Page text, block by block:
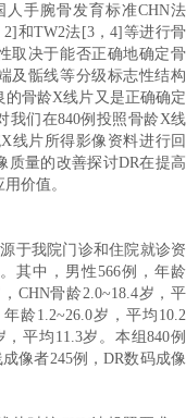
手腕骨发育标准CHN法
2] 和TW2法 [3，4] 等进行骨
取决于能否正确地确定骨
及骺线等分级标志性结构
的骨龄X线片又是正确确定
我们在840例投照骨龄X线
X线片所得影像资料进行回
质量的改善探讨DR在提高
价值。
于我院门诊和住院就诊资
其中，男性566例，年龄
CHN骨龄2.0~18.4岁，平
年龄1.2~26.0岁，平均 10.2
，平均 11.3岁。本组840例
成像者245例，DR数码成像